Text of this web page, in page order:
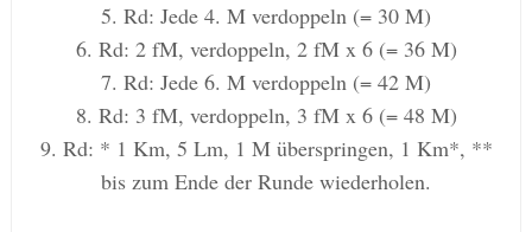
5. Rd: Jede 4. M verdoppeln (= 30 M)
6. Rd: 2 fM, verdoppeln, 2 fM x 6 (= 36 M)
7. Rd: Jede 6. M verdoppeln (= 42 M)
8. Rd: 3 fM, verdoppeln, 3 fM x 6 (= 48 M)
9. Rd: * 1 Km, 5 Lm, 1 M überspringen, 1 Km*, **
bis zum Ende der Runde wiederholen.